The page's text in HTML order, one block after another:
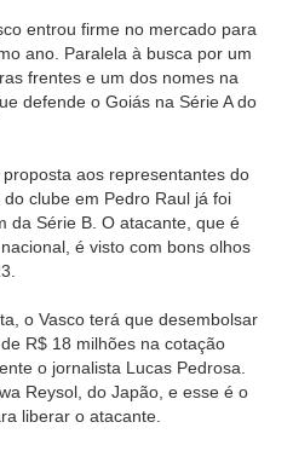
entrou firme no mercado para
ano. Paralela à busca por um
frentes e um dos nomes na
defende o Goiás na Série A do
aos representantes do
clube em Pedro Raul já foi
da Série B. O atacante, que é
é visto com bons olhos
o Vasco terá que desembolsar
R$ 18 milhões na cotação
o jornalista Lucas Pedrosa.
Reysol, do Japão, e esse é o
liberar o atacante.